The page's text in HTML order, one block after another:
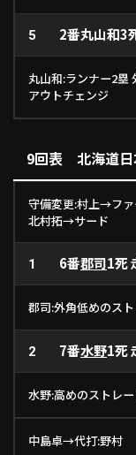
5 2番丸山和3
丸山和:ランナー2塁
アウトチェンジ
9回表 北海道日
守備変更:村上→フ
北村拓→サード
1 6番郡司1死
郡司:外角低めのス
2 7番水野1死
水野:高めのストレ
中島卓→代打:野村